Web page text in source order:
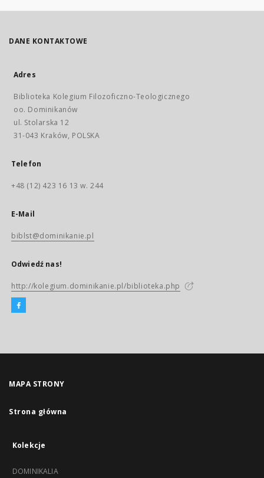
DANE KONTAKTOWE
Adres
Biblioteka Kolegium Filozoficzno-Teologicznego
oo. Dominikanów
ul. Stolarska 12
31-043 Kraków, POLSKA
Telefon
+48 (12) 423 16 13 w. 244
E-Mail
biblst@dominikanie.pl
Odwiedź nas!
http://kolegium.dominikanie.pl/biblioteka.php
MAPA STRONY
Strona główna
Kolekcje
DOMINIKALIA